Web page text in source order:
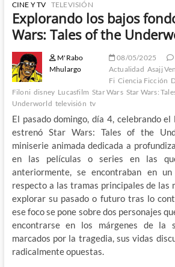
CINE Y TV TELEVISIÓN
Explorando los bajos
Wars: Tales of the
M'Rabo
Mhulargo
08/05/2025
Actualidad Asajj
Fi Ciencia Ficción
Filoni disney Lucasfilm Star Wars Star Wars:
Underworld televisión tv
El pasado domingo, día 4, celebrando
estrenó Star Wars: Tales of the
miniserie animada dedicada a
en las películas o series en las
anteriormente, se encontraban en
respecto a las tramas principales de las
explorar su pasado o futuro tras lo
ese foco se pone sobre dos personajes
encontrarse en los márgenes de la
marcados por la tragedia, sus vidas
radicalmente opuestas.